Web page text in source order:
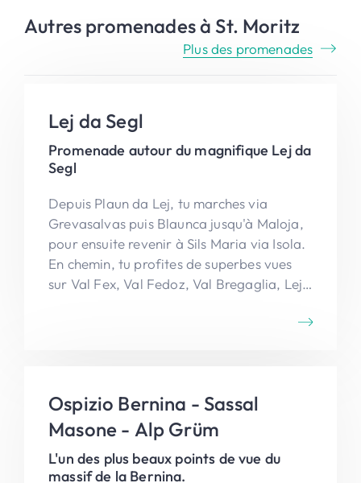
Autres promenades à St. Moritz
Plus des promenades
Lej da Segl
Promenade autour du magnifique Lej da
Segl
Depuis Plaun da Lej, tu marches via
Grevasalvas puis Blaunca jusqu'à Maloja,
pour ensuite revenir à Sils Maria via Isola.
En chemin, tu profites de superbes vues
sur Val Fex, Val Fedoz, Val Bregaglia, Lej
Ospizio Bernina - Sassal
Masone - Alp Grüm
L'un des plus beaux points de vue du
massif de la Bernina.